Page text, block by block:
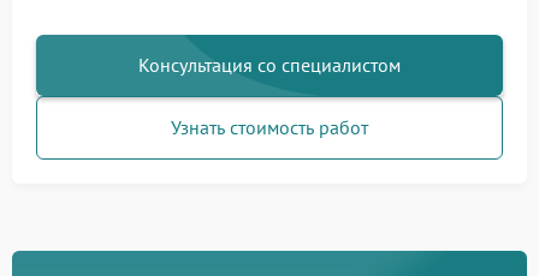
Консультация со специалистом
Узнать стоимость работ